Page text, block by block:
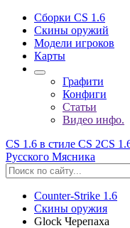
Сборки CS 1.6
Скины оружий
Модели игроков
Карты
Графити
Конфиги
Статьи
Видео инфо.
CS 1.6 в стиле CS 2CS
Русского Мясника
Counter-Strike 1.6
Скины оружия
Glock Черепаха